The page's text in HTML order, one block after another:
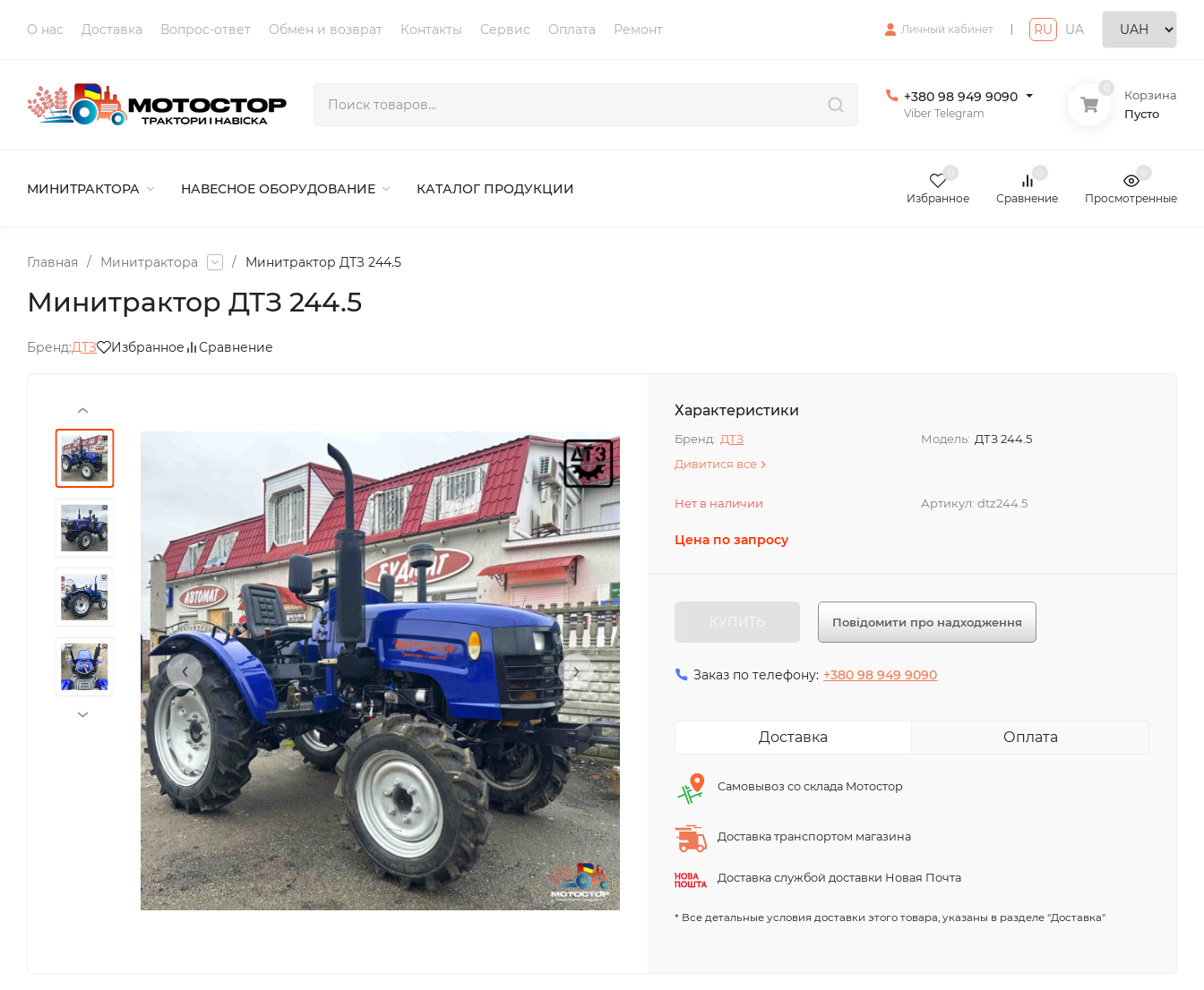
O нас Доставка Вопрос-ответ Обмен и возврат Контакты Сервис Оплата Ремонт Личный кабинет RU UA
+380 98 949 9090
Viber Telegram
Корзина
Пусто
МИНИТРАКТОРА НАВЕСНОЕ ОБОРУДОВАНИЕ КАТАЛОГ ПРОДУКЦИИ
Избранное Сравнение Просмотренные
Главная / Минитрактора / Минитрактор ДТЗ 244.5
Минитрактор ДТЗ 244.5
Бренд:ДТЗ Избранное Сравнение
‹ ›
‹
›
Характеристики
Бренд: ДТЗ Модель: ДТЗ 244.5
Дивитися все
Артикул:dtz244.5
Нет в наличии
Цена по запросу
КУПИТЬ Повідомити про надходження
Заказ по телефону: +380 98 949 9090
Доставка Оплата
Самовывоз со склада Мотостор
Доставка транспортом магазина
Доставка службой доставки Новая Почта
* Все детальные условия доставки этого товара, указаны в разделе "Доставка"